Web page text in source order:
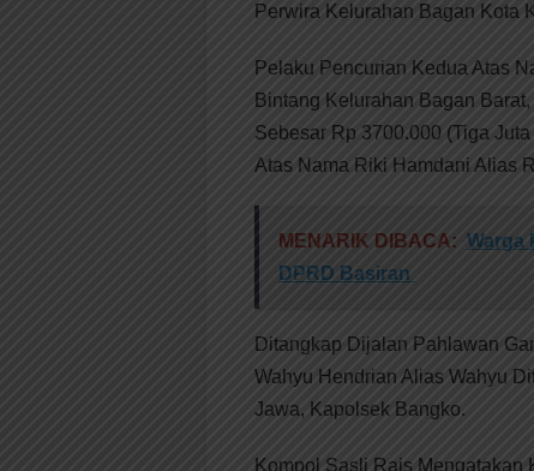
Perwira Kelurahan Bagan Kota
Pelaku Pencurian Kedua Atas
Bintang Kelurahan Bagan
Sebesar Rp 3700.000 (Tiga
Atas Nama Riki Hamdani Alias
MENARIK DIBACA: Warga
DPRD Basiran
Ditangkap Dijalan Pahlawan
Wahyu Hendrian Alias Wahyu
Jawa, Kapolsek Bangko.
Kompol Sasli Rais Mengatakan